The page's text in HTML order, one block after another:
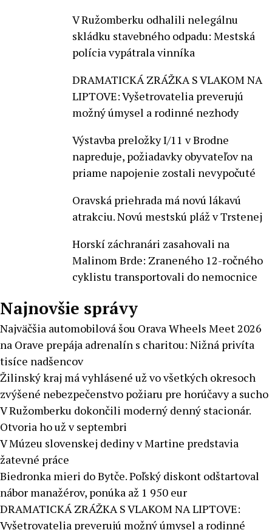
V Ružomberku odhalili nelegálnu
skládku stavebného odpadu: Mestská
polícia vypátrala vinníka
DRAMATICKÁ ZRÁŽKA S VLAKOM NA
LIPTOVE: Vyšetrovatelia preverujú
možný úmysel a rodinné nezhody
Výstavba preložky I/11 v Brodne
napreduje, požiadavky obyvateľov na
priame napojenie zostali nevypočuté
Oravská priehrada má novú lákavú
atrakciu. Novú mestskú pláž v Trstenej
Horskí záchranári zasahovali na
Malinom Brde: Zraneného 12-ročného
cyklistu transportovali do nemocnice
Najnovšie správy
Najväčšia automobilová šou Orava Wheels Meet 2026
na Orave prepája adrenalín s charitou: Nižná privíta
tisíce nadšencov
Žilinský kraj má vyhlásené už vo všetkých okresoch
zvýšené nebezpečenstvo požiaru pre horúčavy a sucho
V Ružomberku dokončili moderný denný stacionár.
Otvoria ho už v septembri
V Múzeu slovenskej dediny v Martine predstavia
žatevné práce
Biedronka mieri do Bytče. Poľský diskont odštartoval
nábor manažérov, ponúka až 1 950 eur
DRAMATICKÁ ZRÁŽKA S VLAKOM NA LIPTOVE:
Vyšetrovatelia preverujú možný úmysel a rodinné